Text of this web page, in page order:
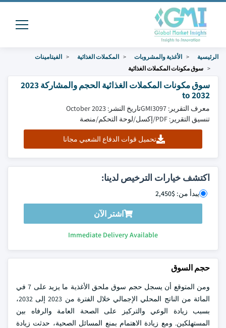
الرئيسية الأغذية والمشروبات المكملات الغذائية
الفيتامينات
سوق مكونات المكملات الغذائية
سوق مكونات المكملات الغذائية الحجم والمشاركة 2023
to 2032
معرف التقرير: GMI3097
تاريخ النشر: October 2023
تنسيق التقرير: PDF/إكسل/لوحة التحكم/منصة
تحميل قوات الدفاع الشعبي مجانا
اكتشف خيارات الترخيص لدينا:
يبدأ من: $2,450
اشتر الآن
Immediate Delivery Available
حجم السوق
ومن المتوقع أن يسجل حجم سوق ملحق الأغذية ما يزيد على 7 في
المائة من الناتج المحلي الإجمالي خلال الفترة من 2023 إلى 2032،
بسبب زيادة الوعي والتركيز على الصحة العامة والرفاه بين
المستهلكين. ومع زيادة الاهتمام بمنع المسائل الصحية، حدثت زيادة